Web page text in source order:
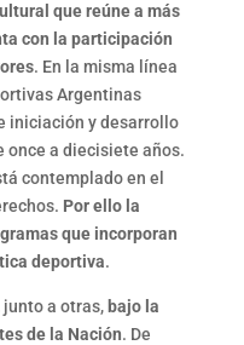
que reúne a más
con la participación
. En la misma línea
Argentinas
iniciación y desarrollo
once a diecisiete años.
contemplado en el
Por ello la
que incorporan
deportiva.
a otras, bajo la
de la Nación. De